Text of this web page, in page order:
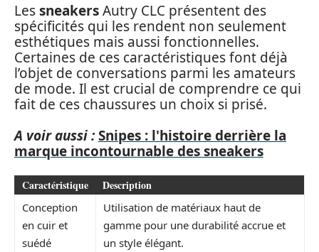
LessneakersAutry CLC présentent des
spécificités qui les rendent non seulement
esthétiques mais aussi fonctionnelles.
Certaines de ces caractéristiques font déjà
l’objet de conversations parmi les amateurs
de mode. Il est crucial de comprendre ce qui
fait de ces chaussures un choix si prisé.
A voir aussi :Snipes : l'histoire derrière la
marque incontournable des sneakers
Caractéristique Description
Conception
en cuir et
suédé
Utilisation de matériaux haut de
gamme pour une durabilité accrue et
un style élégant.